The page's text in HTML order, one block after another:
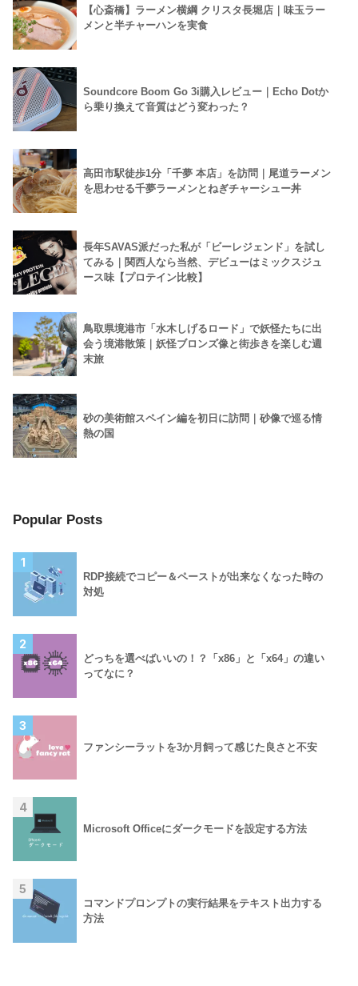
【心斎橋】ラーメン横綱 クリスタ長堀店｜味玉ラー
メンと半チャーハンを実食
Soundcore Boom Go 3i購入レビュー｜Echo Dotか
ら乗り換えて音質はどう変わった？
高田市駅徒歩1分「千夢 本店」を訪問｜尾道ラーメン
を思わせる千夢ラーメンとねぎチャーシュー丼
長年SAVAS派だった私が「ビーレジェンド」を試し
てみる｜関西人なら当然、デビューはミックスジュ
ース味【プロテイン比較】
鳥取県境港市「水木しげるロード」で妖怪たちに出
会う境港散策｜妖怪ブロンズ像と街歩きを楽しむ週
末旅
砂の美術館スペイン編を初日に訪問｜砂像で巡る情
熱の国
Popular Posts
1
RDP接続でコピー＆ペーストが出来なくなった時の
対処
2
どっちを選べばいいの！？「x86」と「x64」の違い
ってなに？
3
ファンシーラットを3か月飼って感じた良さと不安
4
Microsoft Officeにダークモードを設定する方法
5
コマンドプロンプトの実行結果をテキスト出力する
方法